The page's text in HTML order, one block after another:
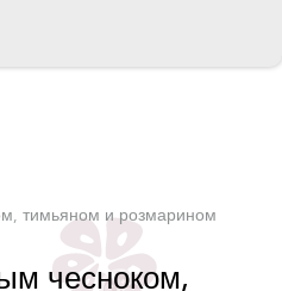
тимьяном и розмарином
чесноком,